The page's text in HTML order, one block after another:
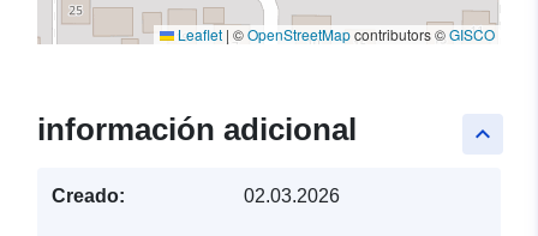
Leaflet | ©OpenStreetMapcontributors ©GISCO
keyboard_arrow_up
información adicional
Creado: 02.03.2026